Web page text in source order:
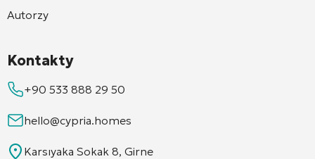
Autorzy
Kontakty
+90 533 888 29 50
hello@cypria.homes
Karsıyaka Sokak 8, Girne